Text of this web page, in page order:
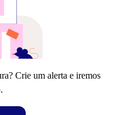
Crie um alerta e iremos